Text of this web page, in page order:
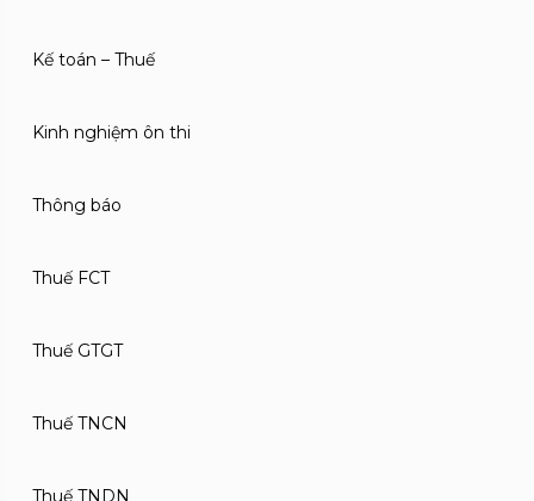
Kế toán – Thuế
Kinh nghiệm ôn thi
Thông báo
Thuế FCT
Thuế GTGT
Thuế TNCN
Thuế TNDN